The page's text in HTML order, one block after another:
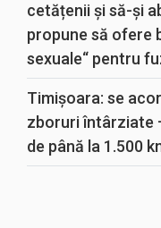
cetățenii și să-și
propune să ofere
sexuale“ pentru
Timișoara: se
zboruri întârziate
de până la 1.500